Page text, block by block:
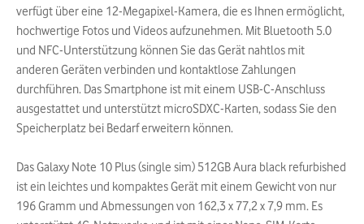
verfügt über eine 12-Megapixel-Kamera, die es Ihnen ermöglicht,
hochwertige Fotos und Videos aufzunehmen. Mit Bluetooth 5.0
und NFC-Unterstützung können Sie das Gerät nahtlos mit
anderen Geräten verbinden und kontaktlose Zahlungen
durchführen. Das Smartphone ist mit einem USB-C-Anschluss
ausgestattet und unterstützt microSDXC-Karten, sodass Sie den
Speicherplatz bei Bedarf erweitern können.
Das Galaxy Note 10 Plus (single sim) 512GB Aura black refurbished
ist ein leichtes und kompaktes Gerät mit einem Gewicht von nur
196 Gramm und Abmessungen von 162,3 x 77,2 x 7,9 mm. Es